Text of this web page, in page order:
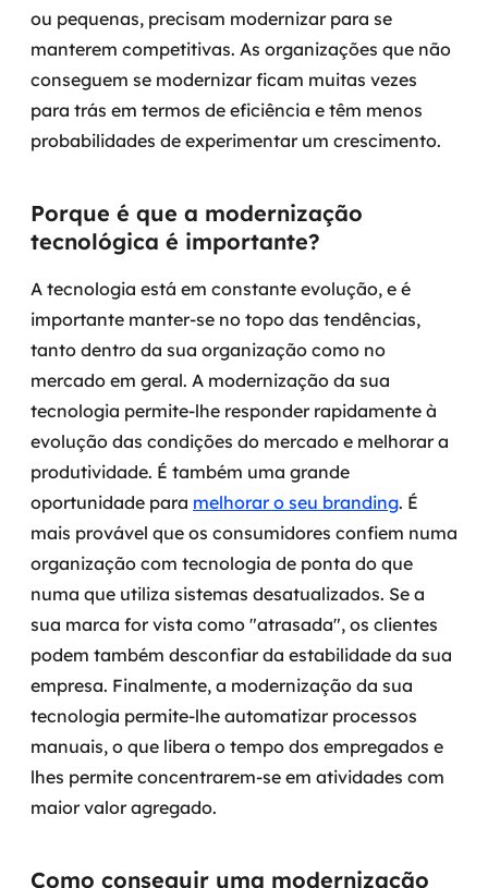
Monitoramento 24x7
Suporte a banco de dados
FinOps
Gestão de infraestrutura
Pentest
DevSecOps
MSS
Consultoria de segurança
Simulação de Phishing
Segurança de aplicações e Cloud
ou pequenas, precisam modernizar para se
manterem competitivas. As organizações que não
conseguem se modernizar ficam muitas vezes
para trás em termos de eficiência e têm menos
probabilidades de experimentar um crescimento.
Porque é que a modernização
tecnológica é importante?
A tecnologia está em constante evolução, e é
importante manter-se no topo das tendências,
tanto dentro da sua organização como no
mercado em geral. A modernização da sua
tecnologia permite-lhe responder rapidamente à
evolução das condições do mercado e melhorar a
produtividade. É também uma grande
oportunidade para melhorar o seu branding. É
mais provável que os consumidores confiem numa
organização com tecnologia de ponta do que
numa que utiliza sistemas desatualizados. Se a
sua marca for vista como "atrasada", os clientes
podem também desconfiar da estabilidade da sua
empresa. Finalmente, a modernização da sua
tecnologia permite-lhe automatizar processos
manuais, o que libera o tempo dos empregados e
lhes permite concentrarem-se em atividades com
maior valor agregado.
Como conseguir uma modernização